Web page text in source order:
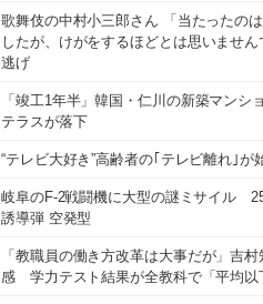
歌舞伎の中村小三郎さん 「当たったの
したが、けがをするほどとは思いませ
逃げ
「竣工1年半」韓国・仁川の新築マンシ
テラスが落下
“テレビ大好き”高齢者の｢テレビ離れ｣が
岐阜のF-2戦闘機に大型の謎ミサイル
誘導弾 空発型
「教職員の働き方改革は大事だが」吉
感 学力テスト結果が全教科で「平均以